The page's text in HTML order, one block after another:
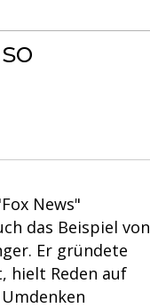
News"
das Beispiel von
Er gründete
hielt Reden auf